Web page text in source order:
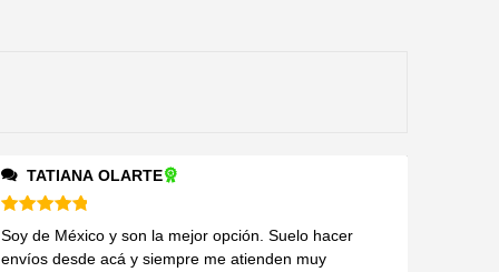
TATIANA OLARTE
Valorado en
Soy de México y son la mejor opción. Suelo hacer
envíos desde acá y siempre me atienden muy